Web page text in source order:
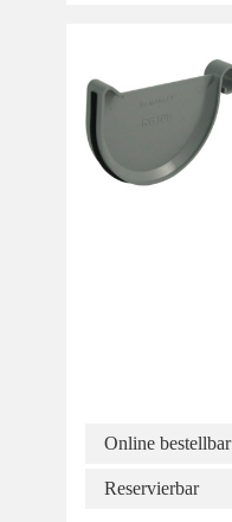
Online bestellbar
Reservierbar